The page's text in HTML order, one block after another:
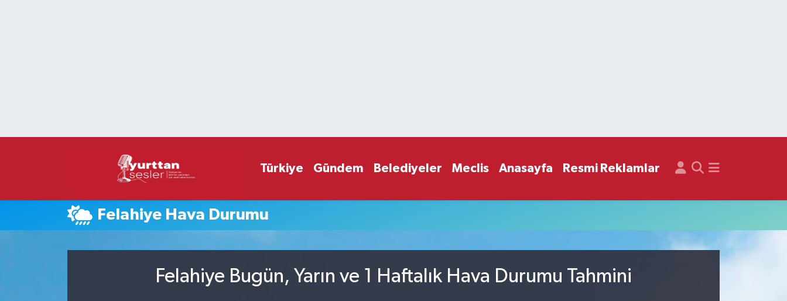
Türkiye Gündem Belediyeler Meclis Anasayfa Resmi Reklamlar
Felahiye Hava Durumu
Felahiye Bugün, Yarın ve 1 Haftalık Hava Durumu Tahmini
Süper Lig Puan Durumu ve Fikstür
Son Dakika Haberleri
Haber Arşivi